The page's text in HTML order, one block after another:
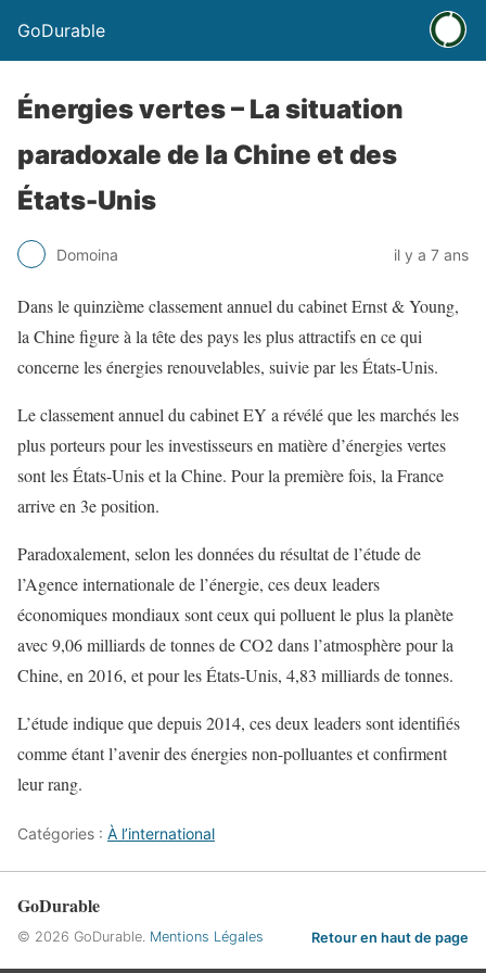
GoDurable
Énergies vertes – La situation
paradoxale de la Chine et des
États-Unis
Domoina il y a 7 ans
Dans le quinzième classement annuel du cabinet Ernst & Young,
la Chine figure à la tête des pays les plus attractifs en ce qui
concerne les énergies renouvelables, suivie par les États-Unis.
Le classement annuel du cabinet EY a révélé que les marchés les
plus porteurs pour les investisseurs en matière d’énergies vertes
sont les États-Unis et la Chine. Pour la première fois, la France
arrive en 3e position.
Paradoxalement, selon les données du résultat de l’étude de
l’Agence internationale de l’énergie, ces deux leaders
économiques mondiaux sont ceux qui polluent le plus la planète
avec 9,06 milliards de tonnes de CO2 dans l’atmosphère pour la
Chine, en 2016, et pour les États-Unis, 4,83 milliards de tonnes.
L’étude indique que depuis 2014, ces deux leaders sont identifiés
comme étant l’avenir des énergies non-polluantes et confirment
leur rang.
Catégories : À l’international
GoDurable
© 2026 GoDurable. Mentions Légales Retour en haut de page